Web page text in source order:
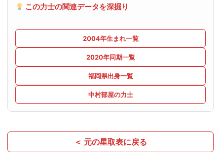
この力士の関連データを深掘り
2004年生まれ一覧
2020年同期一覧
福岡県出身一覧
中村部屋の力士
＜ 元の星取表に戻る